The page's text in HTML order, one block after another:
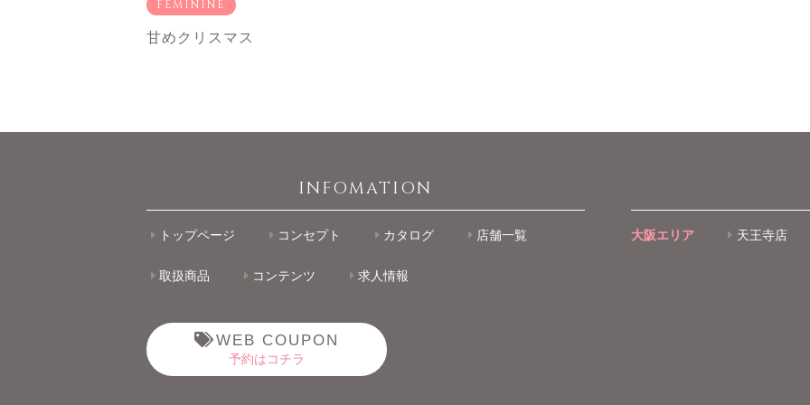
FEMININE
甘めクリスマス
INFOMATION
トップページ コンセプト カタログ 店舗一覧
取扱商品 コンテンツ 求人情報
WEB COUPON
予約はコチラ
大阪エリア 天王寺店